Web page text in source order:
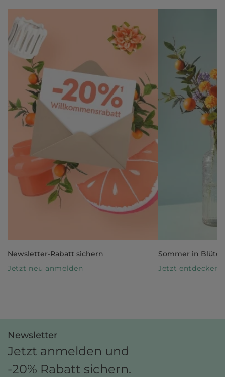
Newsletter-Rabatt sichern
Jetzt neu anmelden
Sommer in Blüte
Jetzt entdecken
Newsletter
Jetzt anmelden und
-20% Rabatt sichern.